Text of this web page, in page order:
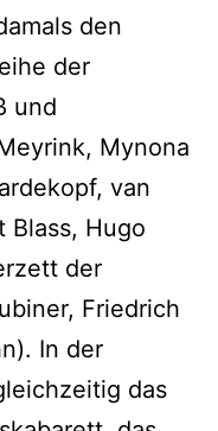
den
der
und
Mynona
van
Blass, Hugo
der
Friedrich
In der
das